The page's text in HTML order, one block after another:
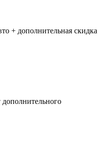
+ дополнительная скидка